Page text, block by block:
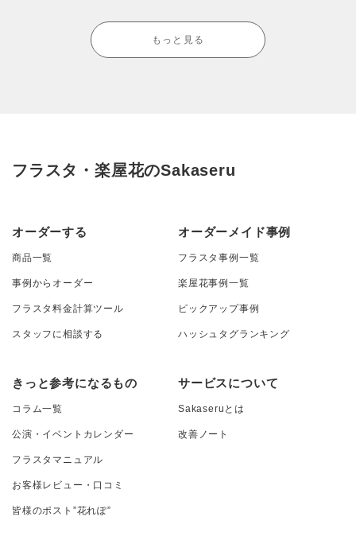
もっと見る
フラスタ・楽屋花のSakaseru
オーダーする
商品一覧
事例からオーダー
フラスタ料金計算ツール
スタッフに相談する
オーダーメイド事例
フラスタ事例一覧
楽屋花事例一覧
ピックアップ事例
ハッシュタグランキング
きっと参考になるもの
コラム一覧
公演・イベントカレンダー
フラスタマニュアル
お客様レビュー・口コミ
皆様のポスト”花れぽ”
サービスについて
Sakaseruとは
改善ノート